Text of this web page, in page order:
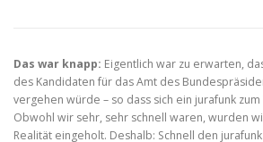
Das war knapp: Eigentlich war zu erwarten,
des Kandidaten für das Amt des
vergehen würde – so dass sich ein jurafunk
Obwohl wir sehr, sehr schnell waren, wurden
Realität eingeholt. Deshalb: Schnell den